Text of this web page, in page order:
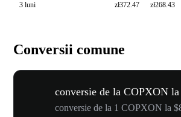
3 luni
zł372.47 zł268.43
Conversii comune
conversie de la COPXON
conversie de la 1 COPXON la